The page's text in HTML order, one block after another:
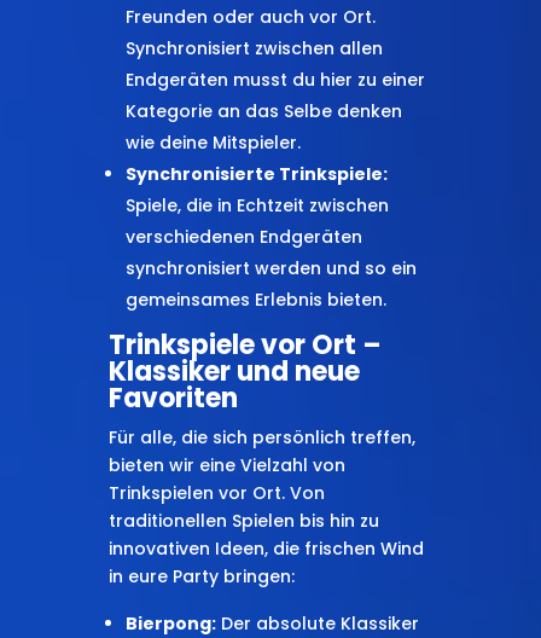
Freunden oder auch vor Ort.
Synchronisiert zwischen allen
Endgeräten musst du hier zu einer
Kategorie an das Selbe denken
wie deine Mitspieler.
Synchronisierte Trinkspiele:
Spiele, die in Echtzeit zwischen
verschiedenen Endgeräten
synchronisiert werden und so ein
gemeinsames Erlebnis bieten.
Trinkspiele vor Ort –
Klassiker und neue
Favoriten
Für alle, die sich persönlich treffen,
bieten wir eine Vielzahl von
Trinkspielen vor Ort. Von
traditionellen Spielen bis hin zu
innovativen Ideen, die frischen Wind
in eure Party bringen:
Bierpong:Der absolute Klassiker